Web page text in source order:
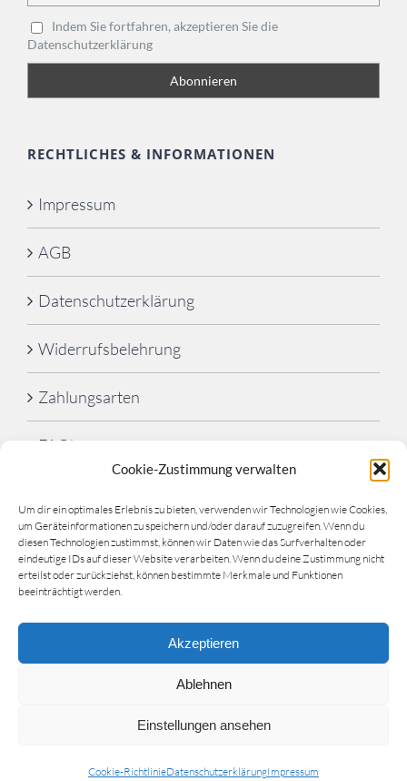
Cookie-Zustimmung verwalten
Um dir ein optimales Erlebnis zu bieten, verwenden wir Technologien wie Cookies,
um Geräteinformationen zu speichern und/oder darauf zuzugreifen. Wenn du
diesen Technologien zustimmst, können wir Daten wie das Surfverhalten oder
eindeutige IDs auf dieser Website verarbeiten. Wenn du deine Zustimmung nicht
erteilst oder zurückziehst, können bestimmte Merkmale und Funktionen
beeinträchtigt werden.
Akzeptieren
Ablehnen
Einstellungen ansehen
Cookie-RichtlinieDatenschutzerklärungImpressum
Indem Sie fortfahren, akzeptieren Sie die
Datenschutzerklärung
RECHTLICHES & INFORMATIONEN
Impressum
AGB
Datenschutzerklärung
Widerrufsbelehrung
Zahlungsarten
FAQ’s
Schwimmschule Lahn-Dill| Website by